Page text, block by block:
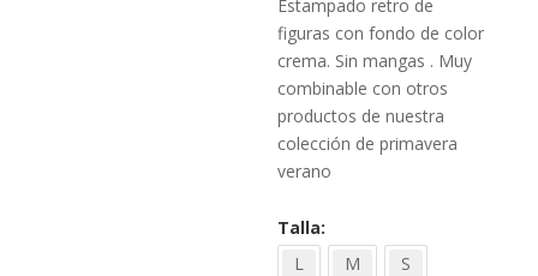
Estampado retro de
figuras con fondo de color
crema. Sin mangas . Muy
combinable con otros
productos de nuestra
colección de primavera
verano
Talla
L
M
S